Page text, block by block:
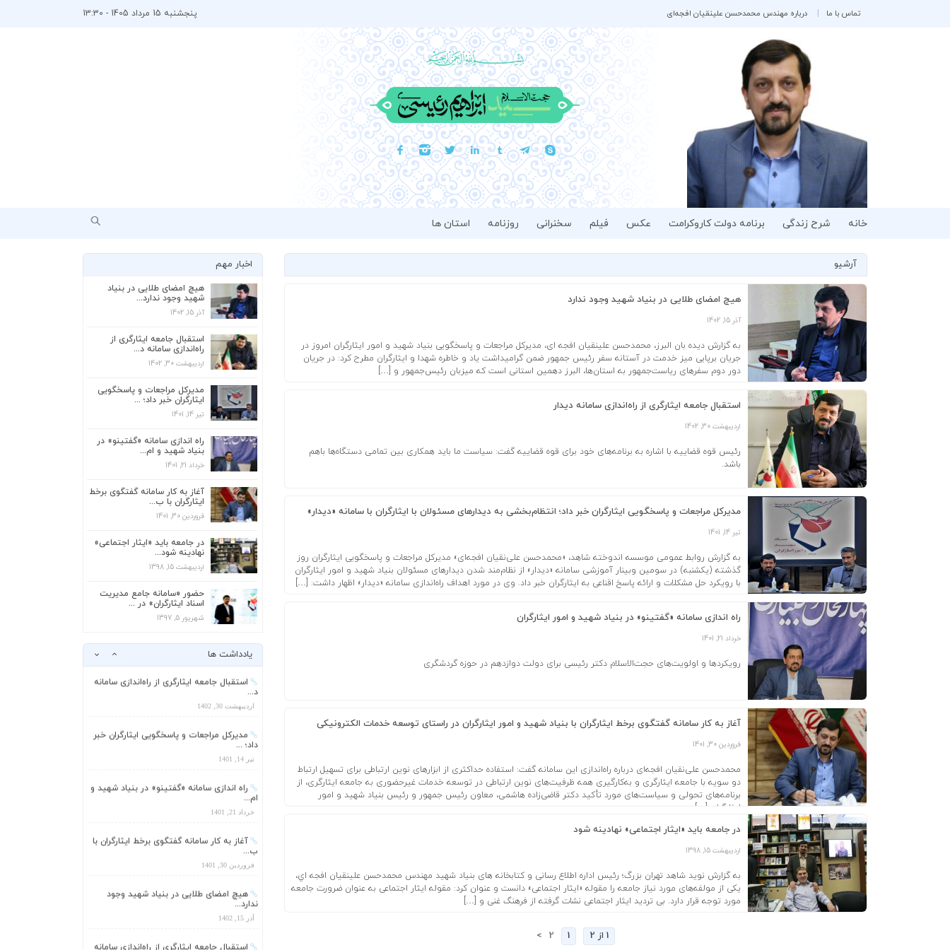
تماس با ما درباره مهندس محمدحسن علینقیان افجه‌ای پنجشنبه 15 مرداد 1405 - 13:30
خانه شرح زندگی برنامه دولت کاروکرامت عکس فیلم سخنرانی روزنامه استان ها
آرشیو
هیچ امضای طلایی در بنیاد شهید وجود ندارد
آذر 15, 1402
به گزارش دیده بان البرز، محمدحسن علینقیان افجه ای، مدیرکل مراجعات و پاسخگویی بنیاد شهید و امور ایثارگران امروز در
جریان برپایی میز خدمت در آستانه سفر رئیس جمهور ضمن گرامیداشت یاد و خاطره شهدا و ایثارگران مطرح کرد: در جریان
دور دوم سفرهای ریاست‌جمهور به استان‌ها، البرز دهمین استانی است که میزبان رئیس‌جمهور و […]
استقبال جامعه ایثارگری از راه‌اندازی سامانه دیدار
اردیبهشت 30, 1402
رئیس قوه قضاییه با اشاره به برنامه‌های خود برای قوه قضاییه گفت: سیاست ما باید همکاری بین تمامی دستگاه‌ها باهم
باشد.
مدیرکل مراجعات و پاسخگویی ایثارگران خبر داد؛ انتظام‌بخشی به دیدارهای مسئولان با ایثارگران با سامانه «دیدار»
تیر 14, 1401
به گزارش روابط عمومی موسسه اندوخته شاهد، «محمدحسن علی‌نقیان افجه‌ای» مدیرکل مراجعات و پاسخگویی ایثارگران روز
گذشته (یکشنبه) در سومین وبینار آموزشی سامانه «دیدار» از نظام‌مند شدن دیدار‌های مسئولان بنیاد شهید و امور ایثارگران
با رویکرد حل مشکلات و ارائه پاسخ اقناعی به ایثارگران خبر داد. وی در مورد اهداف راه‌اندازی سامانه «دیدار» اظهار داشت: […]
راه اندازی سامانه «گفتینو» در بنیاد شهید و امور ایثارگران
خرداد 21, 1401
رویکردها و اولویت‌های حجت‌الاسلام دکتر رئیسی برای دولت دوازدهم در حوزه گردشگری
آغاز به کار سامانه گفتگوی برخط ایثارگران با بنیاد شهید و امور ایثارگران در راستای توسعه خدمات الکترونیکی
فروردین 30, 1401
محمدحسن علی‌نقیان افجه‌ای درباره راه‌اندازی این سامانه گفت: استفاده حداکثری از ابزارهای نوین ارتباطی برای تسهیل ارتباط
دو سویه با جامعه ایثارگری و به‌کارگیری همه ظرفیت‌های نوین ارتباطی در توسعه خدمات غیرحضوری به جامعه ایثارگری، از
برنامه‌های تحولی و سیاست‌های مورد تأکید دکتر قاضی‌زاده هاشمی، معاون رئیس جمهور و رئیس بنیاد شهید و امور
ایثارگران […]
در جامعه باید «ایثار اجتماعی» نهادینه شود
اردیبهشت 15, 1398
به گزارش نوید شاهد تهران بزرگ؛ رئیس اداره اطلاع رسانی و کتابخانه های بنیاد شهید مهندس محمدحسن علينقيان افجه اي،
یکی از مولفه های مورد نیاز جامعه را مقوله «ایثار اجتماعی» دانست و عنوان کرد: مقوله ایثار اجتماعی به عنوان ضرورت جامعه
مورد توجه قرار دارد. بی تردید ایثار اجتماعی نشات گرفته از فرهنگ غنی و […]
1 از 2 1
2
>
اخبار مهم
هیچ امضای طلایی در بنیاد
شهید وجود ندارد...
آذر 15, 1402
استقبال جامعه ایثارگری از
راه‌اندازی سامانه د...
اردیبهشت 30, 1402
مدیرکل مراجعات و پاسخگویی
ایثارگران خبر داد؛ ...
تیر 14, 1401
راه اندازی سامانه «گفتینو» در
بنیاد شهید و ام...
خرداد 21, 1401
آغاز به کار سامانه گفتگوی برخط
ایثارگران با ب...
فروردین 30, 1401
در جامعه باید «ایثار اجتماعی»
نهادینه شود...
اردیبهشت 15, 1398
حضور «سامانه جامع مدیریت
اسناد ایثارگران» در ...
شهریور 5, 1397
یادداشت ها
استقبال جامعه ایثارگری از راه‌اندازی سامانه
اردیبهشت 30, 1402
مدیرکل مراجعات و پاسخگویی ایثارگران خبر
تیر 14, 1401
راه اندازی سامانه «گفتینو» در بنیاد شهید و
خرداد 21, 1401
ب...
فروردین 30, 1401
ندارد...
آذر 15, 1402
د...
اردیبهشت 30, 1402
مدیرکل مراجعات و پاسخگویی ایثارگران خبر
داد؛ ...
تیر 14, 1401
راه اندازی سامانه «گفتینو» در بنیاد شهید و
ام...
خرداد 21, 1401
آغاز به کار سامانه گفتگوی برخط ایثارگران با
ب...
فروردین 30, 1401
هیچ امضای طلایی در بنیاد شهید وجود
ندارد...
آذر 15, 1402
استقبال جامعه ایثارگری از راه‌اندازی سامانه
د...
اردیبهشت 30, 1402